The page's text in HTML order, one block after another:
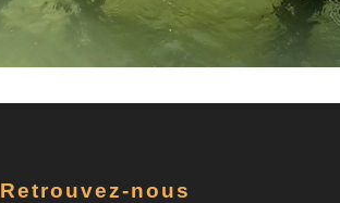
Retrouvez-nous